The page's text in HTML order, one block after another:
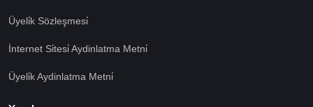
Üyeli̇k Sözleşmesi̇
İnternet Si̇tesi̇ Aydinlatma Metni̇
Üyeli̇k Aydinlatma Metni̇